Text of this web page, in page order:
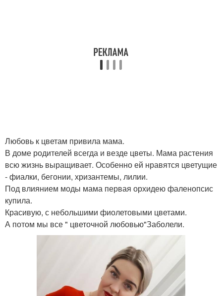
Любовь к цветам привила мама.
В доме родителей всегда и везде цветы. Мама растения
всю жизнь выращивает. Особенно ей нравятся цветущие
- фиалки, бегонии, хризантемы, лилии.
Под влиянием моды мама первая орхидею фаленопсис
купила.
Красивую, с небольшими фиолетовыми цветами.
А потом мы все " цветочной любовью"Заболели.